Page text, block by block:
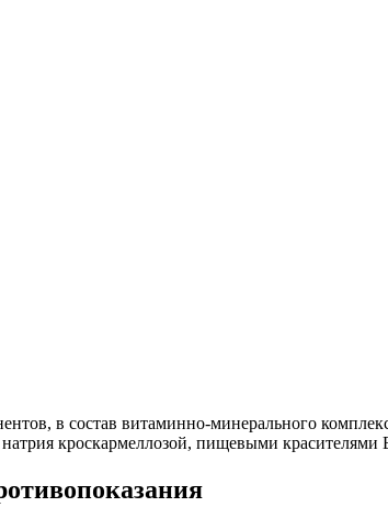
в состав витаминно-минерального
кроскармеллозой, пищевыми